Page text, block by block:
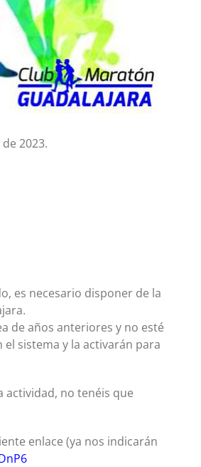
2023.
es necesario disponer de la
de años anteriores y no esté
sistema y la activarán para
actividad, no tenéis que
enlace (ya nos indicarán